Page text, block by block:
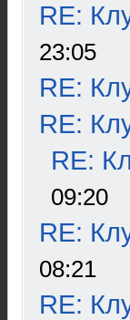
RE:
23:05
RE:
RE:
RE:
09:20
RE:
08:21
RE: